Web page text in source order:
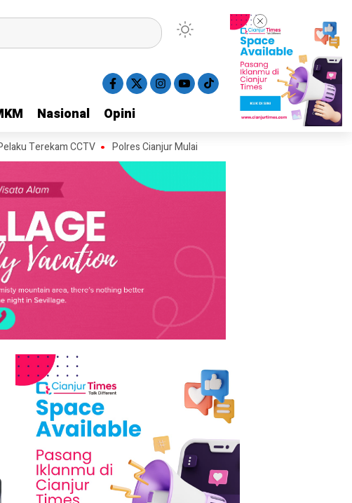
Nasional Opini
Nasional Opini
CCTV Polres Cianjur Mulai Salurkan Bantuan Air Bersih ke Wilayah